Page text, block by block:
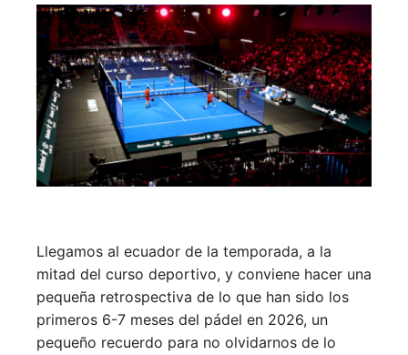
Llegamos al ecuador de la temporada, a la
mitad del curso deportivo, y conviene hacer una
pequeña retrospectiva de lo que han sido los
primeros 6-7 meses del pádel en 2026, un
pequeño recuerdo para no olvidarnos de lo